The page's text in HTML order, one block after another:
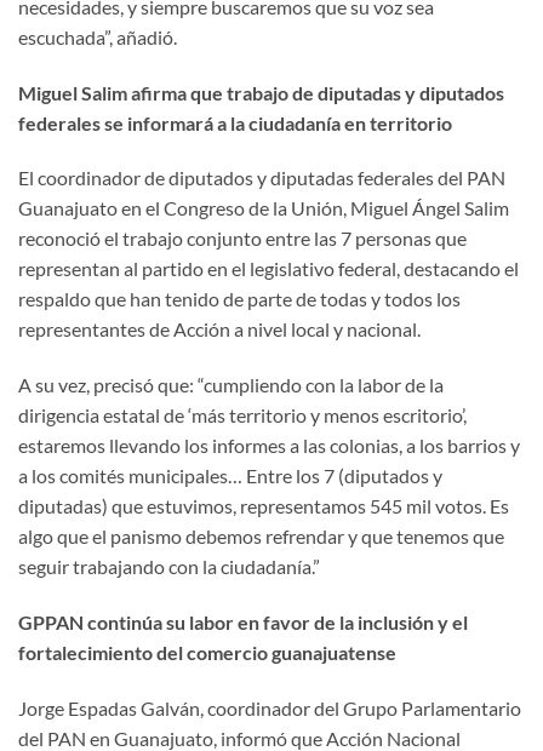
necesidades, y siempre buscaremos que su voz sea
escuchada”, añadió.
Miguel Salim afirma que trabajo de diputadas y diputados
federales se informará a la ciudadanía en territorio
El coordinador de diputados y diputadas federales del PAN
Guanajuato en el Congreso de la Unión, Miguel Ángel Salim
reconoció el trabajo conjunto entre las 7 personas que
representan al partido en el legislativo federal, destacando el
respaldo que han tenido de parte de todas y todos los
representantes de Acción a nivel local y nacional.
A su vez, precisó que: “cumpliendo con la labor de la
dirigencia estatal de ‘más territorio y menos escritorio’,
estaremos llevando los informes a las colonias, a los barrios y
a los comités municipales… Entre los 7 (diputados y
diputadas) que estuvimos, representamos 545 mil votos. Es
algo que el panismo debemos refrendar y que tenemos que
seguir trabajando con la ciudadanía.”
GPPAN continúa su labor en favor de la inclusión y el
fortalecimiento del comercio guanajuatense
Jorge Espadas Galván, coordinador del Grupo Parlamentario
del PAN en Guanajuato, informó que Acción Nacional